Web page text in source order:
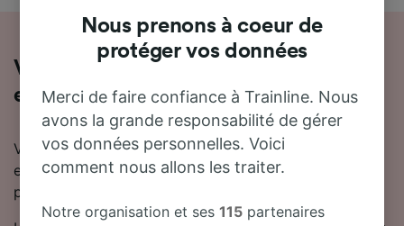
Voyager de Azerailles à Bertrichamps
en train
Vous souhaitez en savoir plus sur le voyage en train
entre Azerailles et Bertrichamps ? Ne cherchez pas
plus loin.
Nous prenons à coeur de
protéger vos données
Merci de faire confiance à Trainline. Nous
avons la grande responsabilité de gérer
vos données personnelles. Voici
comment nous allons les traiter.
Notre organisation et ses115 partenaires